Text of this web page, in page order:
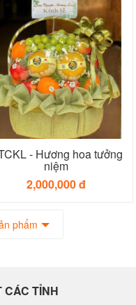
- Hương hoa tưởng
niệm
2,000,000 đ
phẩm
CÁC TỈNH